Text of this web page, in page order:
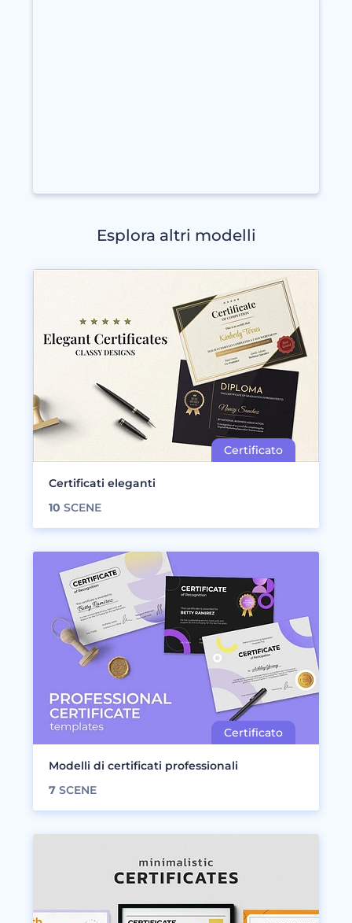
Esplora altri modelli
Certificati eleganti
10 SCENE
Modelli di certificati professionali
7 SCENE